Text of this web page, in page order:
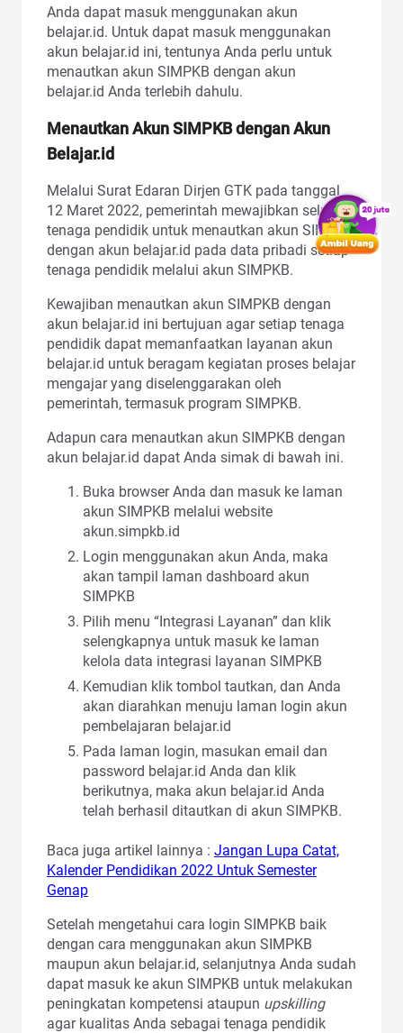
Anda dapat masuk menggunakan akun
belajar.id. Untuk dapat masuk menggunakan
akun belajar.id ini, tentunya Anda perlu untuk
menautkan akun SIMPKB dengan akun
belajar.id Anda terlebih dahulu.
Menautkan Akun SIMPKB dengan Akun
Belajar.id
Melalui Surat Edaran Dirjen GTK pada tanggal
12 Maret 2022, pemerintah mewajibkan seluruh
tenaga pendidik untuk menautkan akun SIMPKB
dengan akun belajar.id pada data pribadi setiap
tenaga pendidik melalui akun SIMPKB.
Kewajiban menautkan akun SIMPKB dengan
akun belajar.id ini bertujuan agar setiap tenaga
pendidik dapat memanfaatkan layanan akun
belajar.id untuk beragam kegiatan proses belajar
mengajar yang diselenggarakan oleh
pemerintah, termasuk program SIMPKB.
Adapun cara menautkan akun SIMPKB dengan
akun belajar.id dapat Anda simak di bawah ini.
Buka browser Anda dan masuk ke laman
akun SIMPKB melalui website
akun.simpkb.id
Login menggunakan akun Anda, maka
akan tampil laman dashboard akun
SIMPKB
Pilih menu “Integrasi Layanan” dan klik
selengkapnya untuk masuk ke laman
kelola data integrasi layanan SIMPKB
Kemudian klik tombol tautkan, dan Anda
akan diarahkan menuju laman login akun
pembelajaran belajar.id
Pada laman login, masukan email dan
password belajar.id Anda dan klik
berikutnya, maka akun belajar.id Anda
telah berhasil ditautkan di akun SIMPKB.
Baca juga artikel lainnya : Jangan Lupa Catat,
Kalender Pendidikan 2022 Untuk Semester
Genap
Setelah mengetahui cara login SIMPKB baik
dengan cara menggunakan akun SIMPKB
maupun akun belajar.id, selanjutnya Anda sudah
dapat masuk ke akun SIMPKB untuk melakukan
peningkatan kompetensi ataupun upskilling
agar kualitas Anda sebagai tenaga pendidik